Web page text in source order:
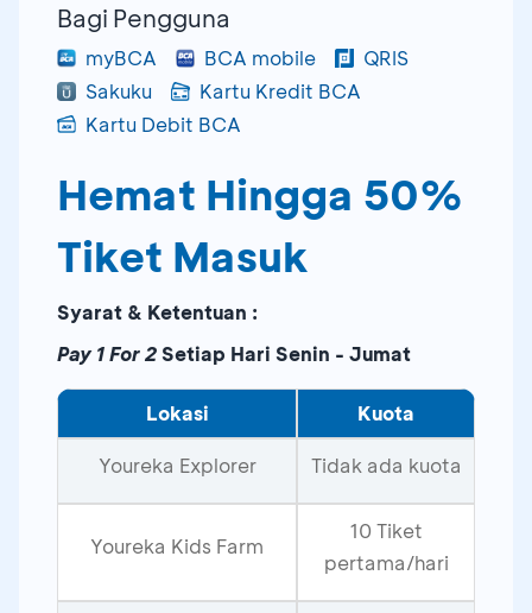
Bagi Pengguna
myBCA BCA mobile
QRIS
Sakuku
Kartu Kredit BCA
Kartu Debit BCA
Hemat Hingga 50%
Tiket Masuk
Syarat & Ketentuan :
Pay 1 For 2Setiap Hari Senin - Jumat
Lokasi Kuota
Youreka Explorer Tidak ada kuota
Youreka Kids Farm
10 Tiket
pertama/hari